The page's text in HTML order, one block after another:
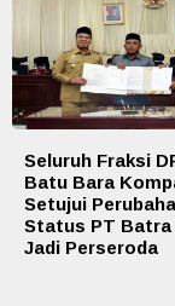
Seluruh Fraksi
Batu Bara
Setujui
Status PT Batra
Jadi Perseroda